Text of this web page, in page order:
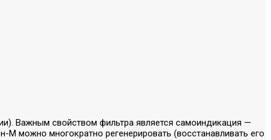
Важным свойством фильтра является самоиндикация —
можно многократно регенерировать (восстанавливать его